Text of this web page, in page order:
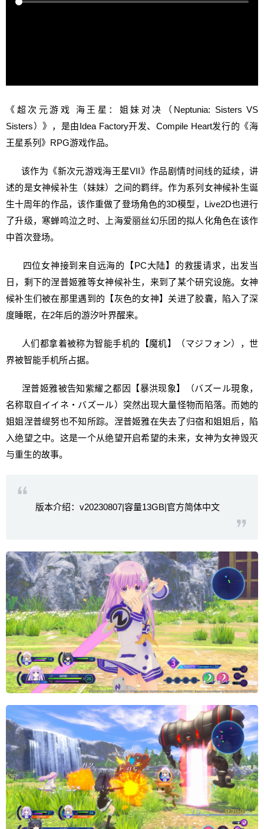
《超次元游戏 海王星：姐妹对决（Neptunia: Sisters VS
Sisters）》，是由Idea Factory开发、Compile Heart发行的《海
王星系列》RPG游戏作品。
该作为《新次元游戏海王星VII》作品剧情时间线的延续，讲
述的是女神候补生（妹妹）之间的羁绊。作为系列女神候补生诞
生十周年的作品，该作重做了登场角色的3D模型，Live2D也进行
了升级，寒蝉鸣泣之时、上海爱丽丝幻乐团的拟人化角色在该作
中首次登场。
四位女神接到来自远海的【PC大陆】的救援请求，出发当
日，剩下的涅普姬雅等女神候补生，来到了某个研究设施。女神
候补生们被在那里遇到的【灰色的女神】关进了胶囊，陷入了深
度睡眠，在2年后的游汐叶界醒来。
人们都拿着被称为智能手机的【魔机】（マジフォン），世
界被智能手机所占据。
涅普姬雅被告知紫耀之都因【暴洪现象】（バズール現象，
名称取自イイネ・バズール）突然出现大量怪物而陷落。而她的
姐姐涅普缇努也不知所踪。涅普姬雅在失去了归宿和姐姐后，陷
入绝望之中。这是一个从绝望开启希望的未来，女神为女神毁灭
与重生的故事。
版本介绍：v20230807|容量13GB|官方简体中文